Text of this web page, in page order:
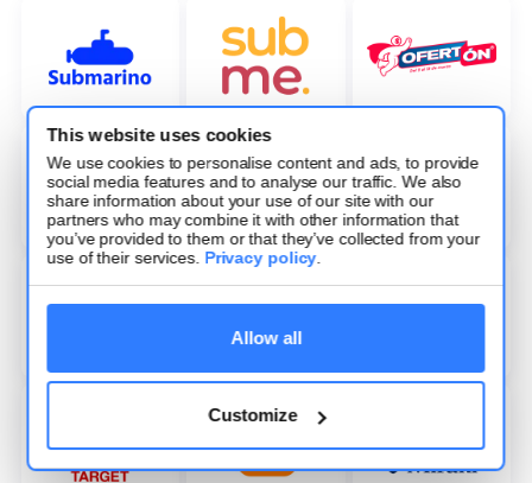
This website uses cookies
We use cookies to personalise content and ads, to provide
social media features and to analyse our traffic. We also
share information about your use of our site with our
partners who may combine it with other information that
you’ve provided to them or that they’ve collected from your
use of their services. Privacy policy.
Allow all
Customize